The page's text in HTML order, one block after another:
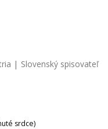
| Slovenský spisovateľ
srdce)